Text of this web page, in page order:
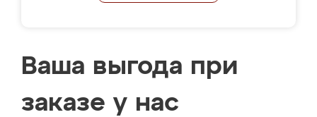
Ваша выгода при
заказе у нас